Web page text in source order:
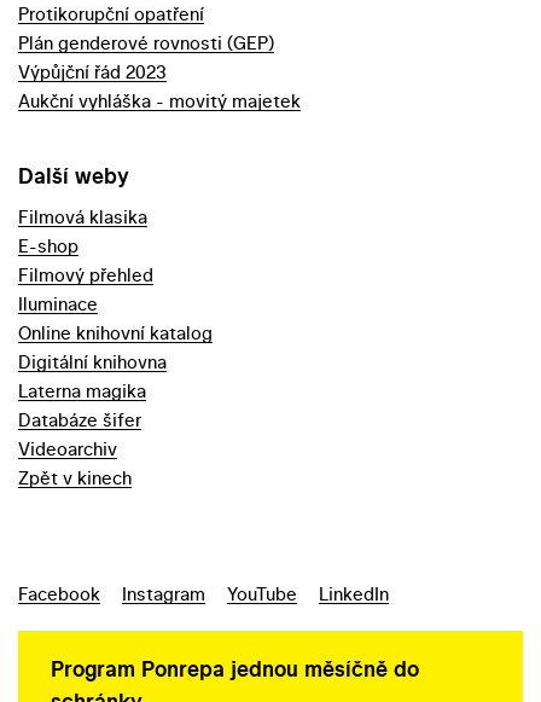
Protikorupční opatření
Plán genderové rovnosti (GEP)
Výpůjční řád 2023
Aukční vyhláška - movitý majetek
Další weby
Filmová klasika
E-shop
Filmový přehled
Iluminace
Online knihovní katalog
Digitální knihovna
Laterna magika
Databáze šifer
Videoarchiv
Zpět v kinech
Facebook Instagram YouTube LinkedIn
Program Ponrepa jednou měsíčně do